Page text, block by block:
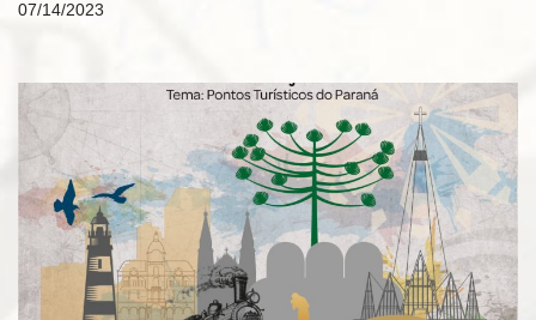
07/14/2023